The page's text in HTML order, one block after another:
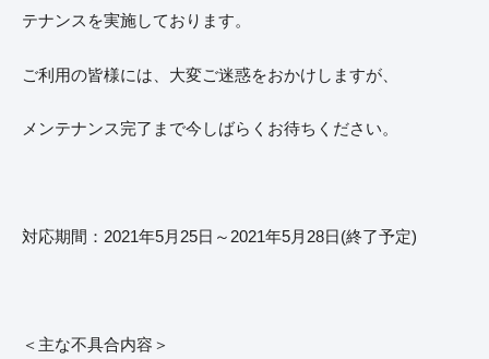
テナンスを実施しております。
ご利用の皆様には、大変ご迷惑をおかけしますが、
メンテナンス完了まで今しばらくお待ちください。
対応期間：2021年5月25日～2021年5月28日(終了予定)
＜主な不具合内容＞